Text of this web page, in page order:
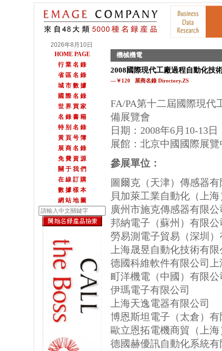
2026年8月10日
HOME PAGE
行 業 名 錄
省 區 名 錄
城 市 數 據
國 際 名 錄
世 界 買 家
名 錄 書 籍
特 别 名 錄
黃 頁 号 簿
展 商 名 錄
免 費 資 源
關 于 我 們
在 線 訂 購
數 據 樣 本
網 站 地 圖
機械機電
2008國際現代工廠過程自動化技
—￥120 展商名錄 Directory.ZS
FA/PA第十二屆國際現代
備展覽會
日期：2008年6月10-13日
展館：北京中國國際展覽
參展單位：
圖爾克（天津）傳感器
貝加萊工業自動化（上
廣州市施克傳感器有限
邦納電子（蘇州）有限公
勞易測電子貿易（深圳
上海晟昱自動化技術有
德國科維軟件有限公司
町洋機電（中國）有限公
伊瑪電子有限公司
上海天逸電器有限公司
博恩斯坦電子（太倉）有
歐立恩拓電機商貿（上
德國赫優訊自動化系統